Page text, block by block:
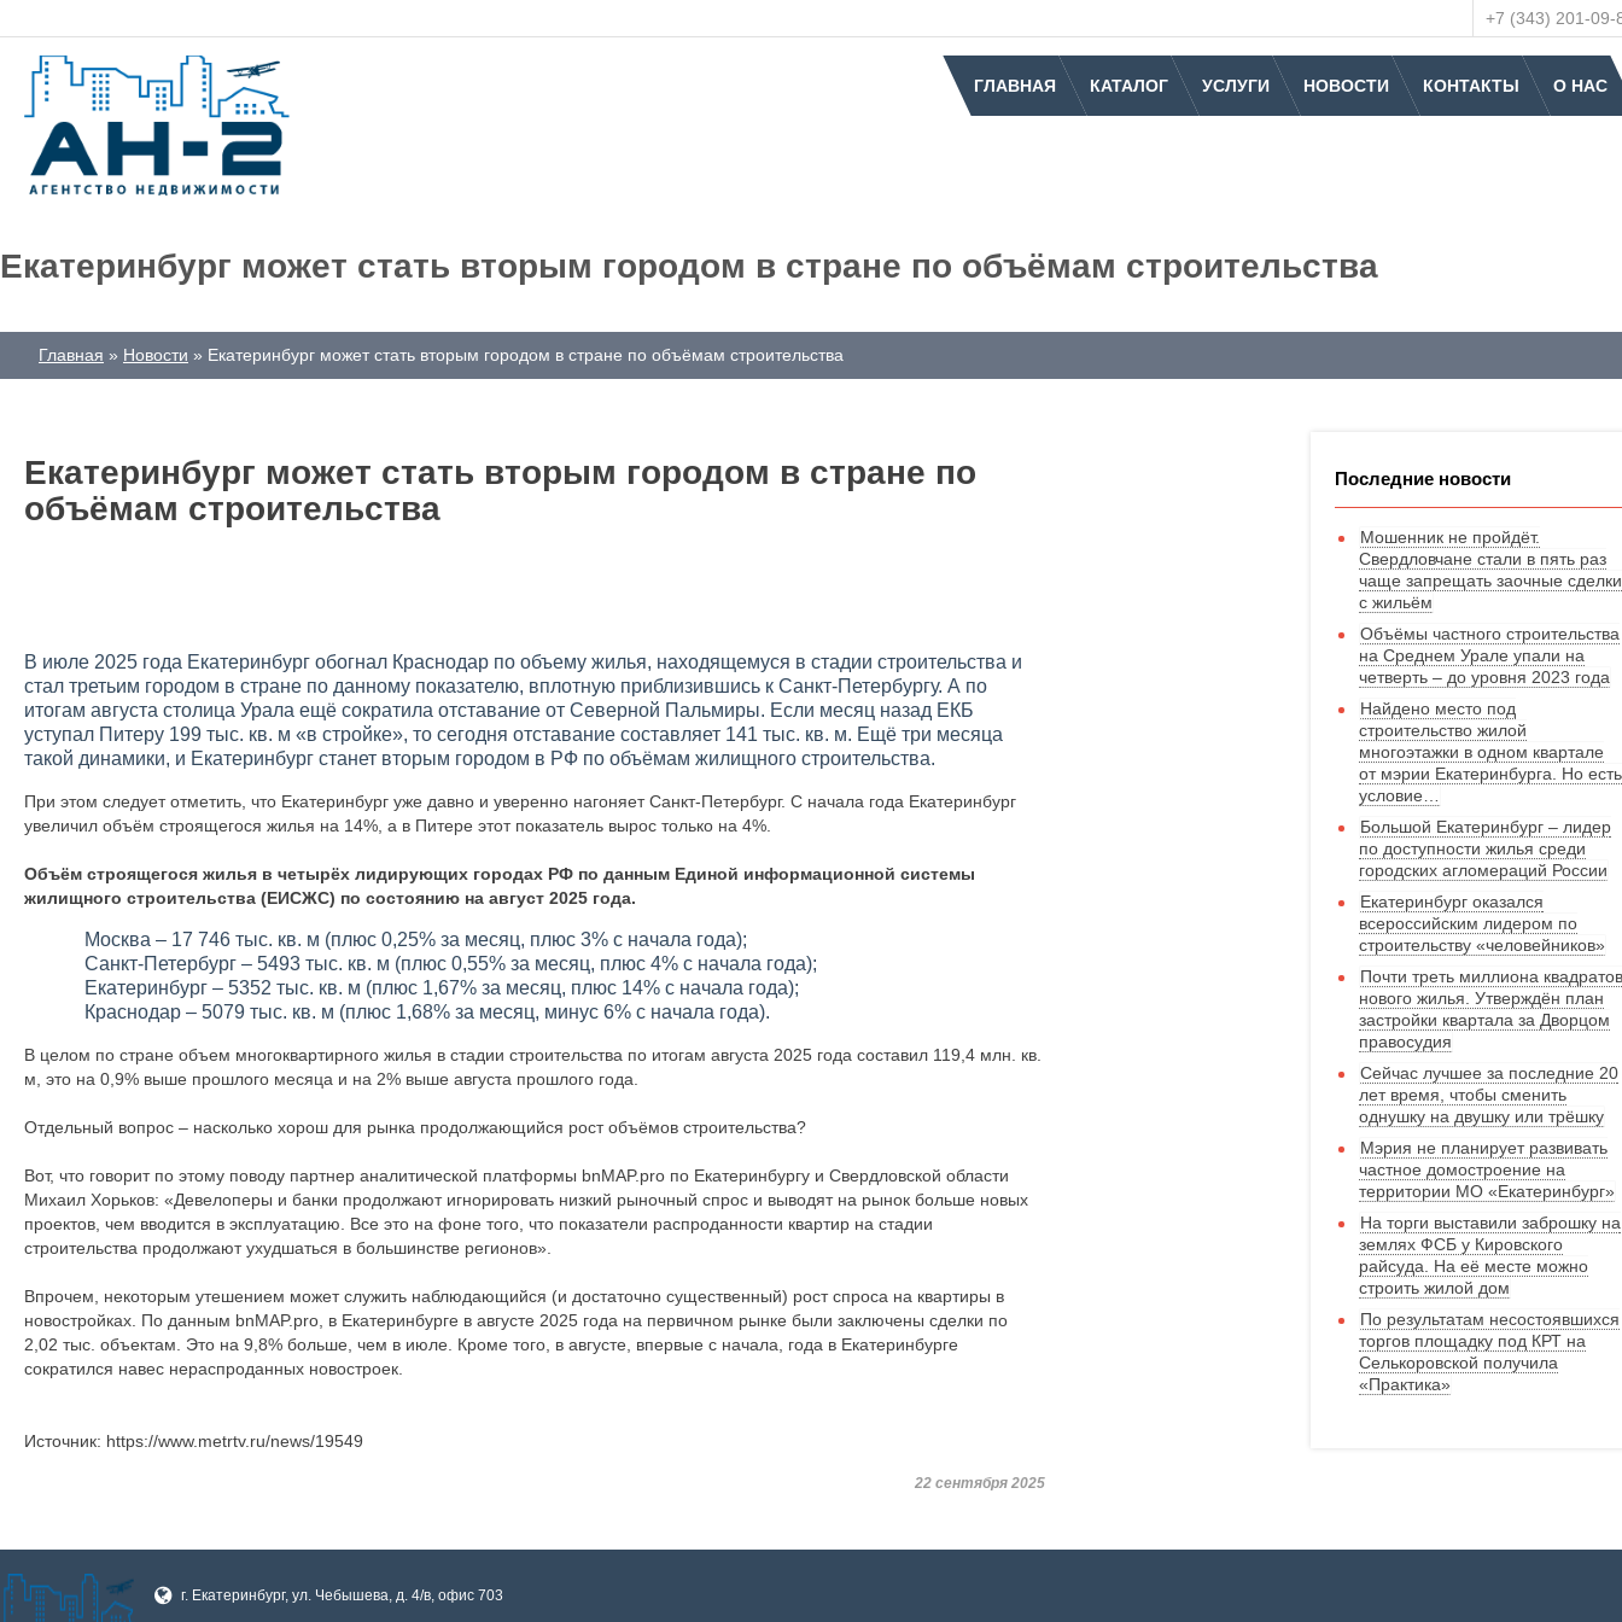
+7 (343) 201-09-
ГЛАВНАЯ КАТАЛОГ УСЛУГИ НОВОСТИ КОНТАКТЫ О НАС
Екатеринбург может стать вторым городом в стране по объёмам строительства
Главная Новости Екатеринбург может стать вторым городом в стране по объёмам строительства
Екатеринбург может стать вторым городом в стране по
объёмам строительства
В июле 2025 года Екатеринбург обогнал Краснодар по объему жилья, находящемуся в стадии строительства и
стал третьим городом в стране по данному показателю, вплотную приблизившись к Санкт-Петербургу. А по
итогам августа столица Урала ещё сократила отставание от Северной Пальмиры. Если месяц назад ЕКБ
уступал Питеру 199 тыс. кв. м «в стройке», то сегодня отставание составляет 141 тыс. кв. м. Ещё три месяца
такой динамики, и Екатеринбург станет вторым городом в РФ по объёмам жилищного строительства.
При этом следует отметить, что Екатеринбург уже давно и уверенно нагоняет Санкт-Петербург. С начала года Екатеринбург
увеличил объём строящегося жилья на 14%, а в Питере этот показатель вырос только на 4%.
Объём строящегося жилья в четырёх лидирующих городах РФ по данным Единой информационной системы
жилищного строительства (ЕИСЖС) по состоянию на август 2025 года.
Москва – 17 746 тыс. кв. м (плюс 0,25% за месяц, плюс 3% с начала года);
Санкт-Петербург – 5493 тыс. кв. м (плюс 0,55% за месяц, плюс 4% с начала года);
Екатеринбург – 5352 тыс. кв. м (плюс 1,67% за месяц, плюс 14% с начала года);
Краснодар – 5079 тыс. кв. м (плюс 1,68% за месяц, минус 6% с начала года).
В целом по стране объем многоквартирного жилья в стадии строительства по итогам августа 2025 года составил 119,4 млн. кв.
м, это на 0,9% выше прошлого месяца и на 2% выше августа прошлого года.
Отдельный вопрос – насколько хорош для рынка продолжающийся рост объёмов строительства?
Вот, что говорит по этому поводу партнер аналитической платформы bnMAP.pro по Екатеринбургу и Свердловской области
Михаил Хорьков: «Девелоперы и банки продолжают игнорировать низкий рыночный спрос и выводят на рынок больше новых
проектов, чем вводится в эксплуатацию. Все это на фоне того, что показатели распроданности квартир на стадии
строительства продолжают ухудшаться в большинстве регионов».
Впрочем, некоторым утешением может служить наблюдающийся (и достаточно существенный) рост спроса на квартиры в
новостройках. По данным bnMAP.pro, в Екатеринбурге в августе 2025 года на первичном рынке были заключены сделки по
2,02 тыс. объектам. Это на 9,8% больше, чем в июле. Кроме того, в августе, впервые с начала, года в Екатеринбурге
сократился навес нераспроданных новостроек.
Источник: https://www.metrtv.ru/news/19549
22 сентября 2025
Последние новости
Мошенник не пройдёт.
Свердловчане стали в пять раз
чаще запрещать заочные сделки
с жильём
Объёмы частного строительства
на Среднем Урале упали на
четверть – до уровня 2023 года
Найдено место под
строительство жилой
многоэтажки в одном квартале
от мэрии Екатеринбурга. Но есть
условие…
Большой Екатеринбург – лидер
по доступности жилья среди
городских агломераций России
Екатеринбург оказался
всероссийским лидером по
строительству «человейников»
Почти треть миллиона квадратов
нового жилья. Утверждён план
застройки квартала за Дворцом
правосудия
Сейчас лучшее за последние 20
лет время, чтобы сменить
однушку на двушку или трёшку
Мэрия не планирует развивать
частное домостроение на
территории МО «Екатеринбург»
На торги выставили заброшку на
землях ФСБ у Кировского
райсуда. На её месте можно
строить жилой дом
По результатам несостоявшихся
торгов площадку под КРТ на
Селькоровской получила
«Практика»
г. Екатеринбург, ул. Чебышева, д. 4/в, офис 703